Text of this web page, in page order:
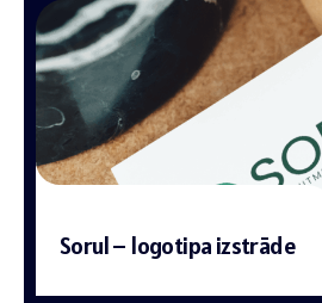
Sorul – logotipa izstrāde